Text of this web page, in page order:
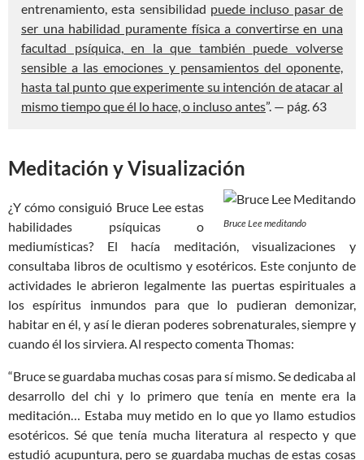
entrenamiento, esta sensibilidad puede incluso pasar de
ser una habilidad puramente física a convertirse en una
facultad psíquica, en la que también puede volverse
sensible a las emociones y pensamientos del oponente,
hasta tal punto que experimente su intención de atacar al
mismo tiempo que él lo hace, o incluso antes”. — pág. 63
Meditación y Visualización
Bruce Lee meditando
¿Y cómo consiguió Bruce Lee estas
habilidades psíquicas o
mediumísticas? El hacía meditación, visualizaciones y
consultaba libros de ocultismo y esotéricos. Este conjunto de
actividades le abrieron legalmente las puertas espirituales a
los espíritus inmundos para que lo pudieran demonizar,
habitar en él, y así le dieran poderes sobrenaturales, siempre y
cuando él los sirviera. Al respecto comenta Thomas:
“Bruce se guardaba muchas cosas para sí mismo. Se dedicaba al
desarrollo del chi y lo primero que tenía en mente era la
meditación… Estaba muy metido en lo que yo llamo estudios
esotéricos. Sé que tenía mucha literatura al respecto y que
estudió acupuntura, pero se guardaba muchas de estas cosas